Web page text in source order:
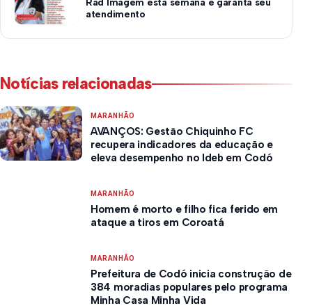
Rad Imagem esta semana e garanta seu
atendimento
Notícias relacionadas
MARANHÃO
AVANÇOS: Gestão Chiquinho FC
recupera indicadores da educação e
eleva desempenho no Ideb em Codó
MARANHÃO
Homem é morto e filho fica ferido em
ataque a tiros em Coroatá
MARANHÃO
Prefeitura de Codó inicia construção de
384 moradias populares pelo programa
Minha Casa Minha Vida